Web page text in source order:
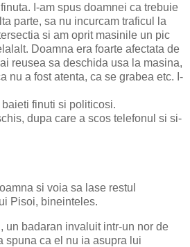
I-am spus doamnei ca trebuie
parte, sa nu incurcam traficul la
si am oprit masinile un pic
Doamna era foarte afectata de
reusea sa deschida usa la masina,
nu a fost atenta, ca se grabea etc. I-
finuti si politicosi.
dupa care a scos telefonul si si-
si voia sa lase restul
Pisoi, bineinteles.
un badaran invaluit intr-un nor de
spuna ca el nu ia asupra lui